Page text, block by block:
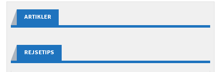
ARTIKLER
REJSETIPS